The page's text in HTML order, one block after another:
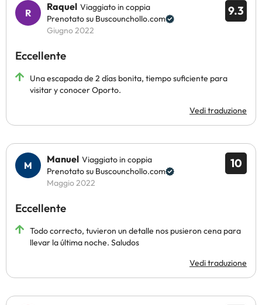
9.3
Raquel Viaggiato in coppia
Prenotato su Buscounchollo.com
Giugno 2022
Eccellente
Una escapada de 2 días bonita, tiempo suficiente para
visitar y conocer Oporto.
Vedi traduzione
10
Manuel Viaggiato in coppia
Prenotato su Buscounchollo.com
Maggio 2022
Eccellente
Todo correcto, tuvieron un detalle nos pusieron cena para
llevar la última noche. Saludos
Vedi traduzione